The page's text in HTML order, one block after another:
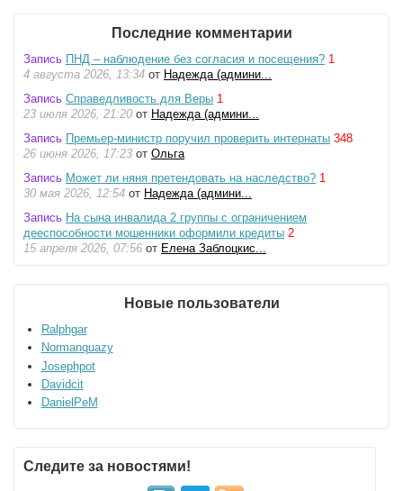
Последние комментарии
Запись ПНД – наблюдение без согласия и посещения? 1
4 августа 2026, 13:34 от Надежда (админи...
Запись Справедливость для Веры 1
23 июля 2026, 21:20 от Надежда (админи...
Запись Премьер-министр поручил проверить интернаты 348
26 июня 2026, 17:23 от Ольга
Запись Может ли няня претендовать на наследство? 1
30 мая 2026, 12:54 от Надежда (админи...
Запись На сына инвалида 2 группы с ограничением
дееспособности мошенники оформили кредиты 2
15 апреля 2026, 07:56 от Елена Заблоцкис...
Новые пользователи
Ralphgar
Normanquazy
Josephpot
Davidcit
DanielPeM
Следите за новостями!